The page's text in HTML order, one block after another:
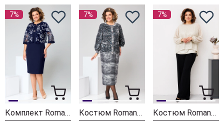
7%
Комплект Romanovich Style 3-2763 синий
7%
Костюм Romanovich Style 2-2606 серый
7%
Костюм Romanovich Style 2=2734 золото